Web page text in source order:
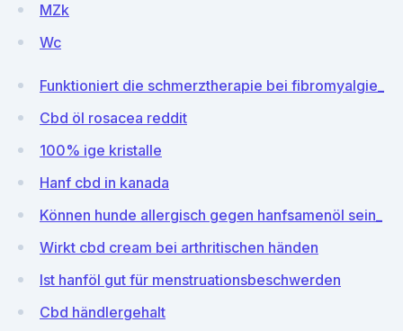
MZk
Wc
Funktioniert die schmerztherapie bei fibromyalgie_
Cbd öl rosacea reddit
100% ige kristalle
Hanf cbd in kanada
Können hunde allergisch gegen hanfsamenöl sein_
Wirkt cbd cream bei arthritischen händen
Ist hanföl gut für menstruationsbeschwerden
Cbd händlergehalt